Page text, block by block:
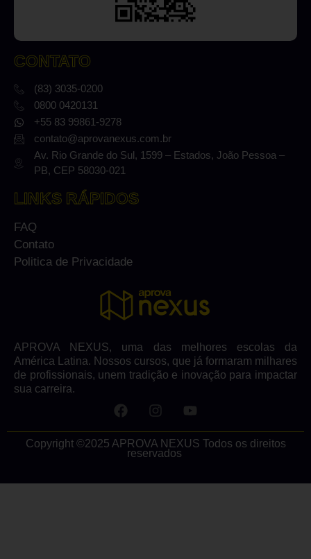
CONTATO
(83) 3035-0200
0800 0420131
+55 83 99861-9278
contato@aprovanexus.com.br
Av. Rio Grande do Sul, 1599 – Estados, João Pessoa –
PB, CEP 58030-021
LINKS RÁPIDOS
FAQ
Contato
Politica de Privacidade
APROVA NEXUS, uma das melhores escolas da
América Latina. Nossos cursos, que já formaram milhares
de profissionais, unem tradição e inovação para impactar
sua carreira.
Copyright ©2025 APROVA NEXUS Todos os direitos
reservados